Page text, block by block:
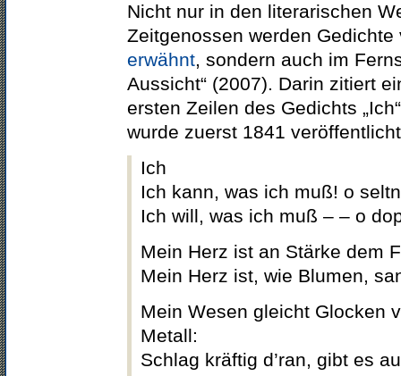
Nicht nur in den literarischen
Zeitgenossen werden Gedichte
erwähnt, sondern auch im
Aussicht“ (2007). Darin zitiert
ersten Zeilen des Gedichts
wurde zuerst 1841
Ich
Ich kann, was ich muß! o
Ich will, was ich muß – – o
Mein Herz ist an Stärke dem
Mein Herz ist, wie Blumen,
Mein Wesen gleicht Glocken
Metall:
Schlag kräftig d’ran, gibt es